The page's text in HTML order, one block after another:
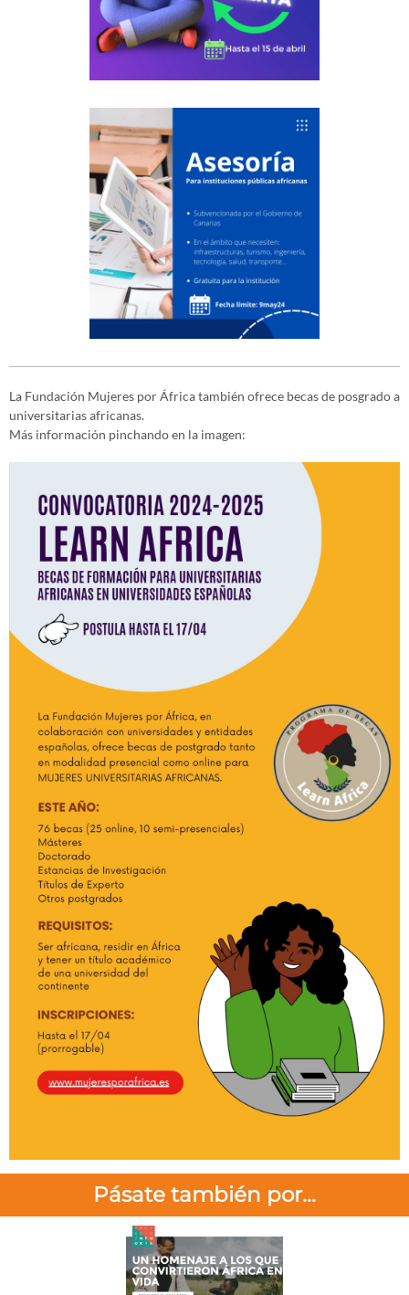
La Fundación Mujeres por África también ofrece becas de posgrado a
universitarias africanas.
Más información pinchando en la imagen:
Pásate también por...